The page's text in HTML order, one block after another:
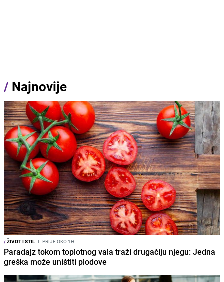
/ Najnovije
/ŽIVOT I STIL I PRIJE OKO 1H
Paradajz tokom toplotnog vala traži drugačiju njegu: Jedna
greška može uništiti plodove